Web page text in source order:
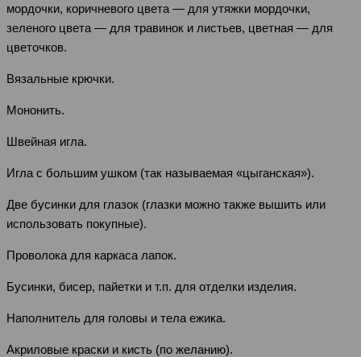
мордочки, коричневого цвета — для утяжки мордочки,
зеленого цвета — для травинок и листьев, цветная — для
цветочков.
Вязальные крючки.
Мононить.
Швейная игла.
Игла с большим ушком (так называемая «цыганская»).
Две бусинки для глазок (глазки можно также вышить или
использовать покупные).
Проволока для каркаса лапок.
Бусинки, бисер, пайетки и т.п. для отделки изделия.
Наполнитель для головы и тела ежика.
Акриловые краски и кисть (по желанию).